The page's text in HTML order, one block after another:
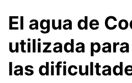
El agua de
utilizada
las